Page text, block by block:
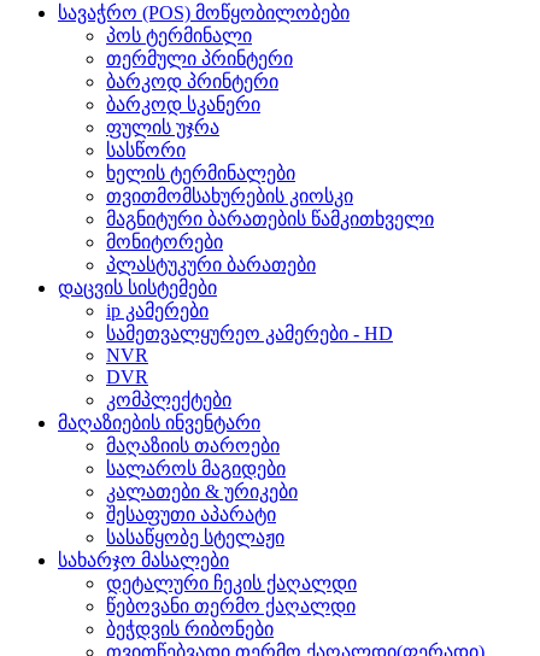
სავაჭრო (POS) მოწყობილობები
პოს ტერმინალი
თერმული პრინტერი
ბარკოდ პრინტერი
ბარკოდ სკანერი
ფულის უჯრა
სასწორი
ხელის ტერმინალები
თვითმომსახურების კიოსკი
მაგნიტური ბარათების წამკითხველი
მონიტორები
პლასტუკური ბარათები
დაცვის სისტემები
ip კამერები
სამეთვალყურეო კამერები - HD
NVR
DVR
კომპლექტები
მაღაზიების ინვენტარი
მაღაზიის თაროები
სალაროს მაგიდები
კალათები & ურიკები
შესაფუთი აპარატი
სასაწყობე სტელაჟი
სახარჯო მასალები
დეტალური ჩეკის ქაღალდი
წებოვანი თერმო ქაღალდი
ბეჭდვის რიბონები
თვითწებვადი თერმო ქაღალდი(ფერადი)